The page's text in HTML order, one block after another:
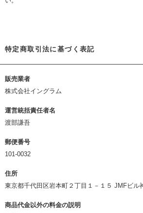
特定商取引法に基づく表記
販売業者
株式会社イングラム
運営統括責任者名
渡部謙吾
郵便番号
101-0032
住所
東京都千代田区岩本町２丁目１－１５ JMFビル
商品代金以外の料金の説明